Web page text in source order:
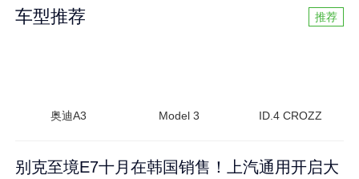
车型推荐 推荐
奥迪A3 Model 3 ID.4 CROZZ
别克至境E7十月在韩国销售！上汽通用开启大